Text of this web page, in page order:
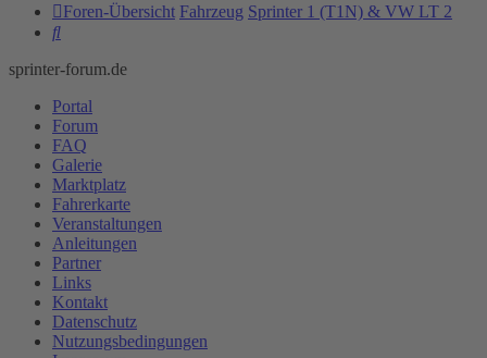
Foren-Übersicht Fahrzeug Sprinter 1 (T1N) & VW LT 2
Suche
sprinter-forum.de
Portal
Forum
FAQ
Galerie
Marktplatz
Fahrerkarte
Veranstaltungen
Anleitungen
Partner
Links
Kontakt
Datenschutz
Nutzungsbedingungen